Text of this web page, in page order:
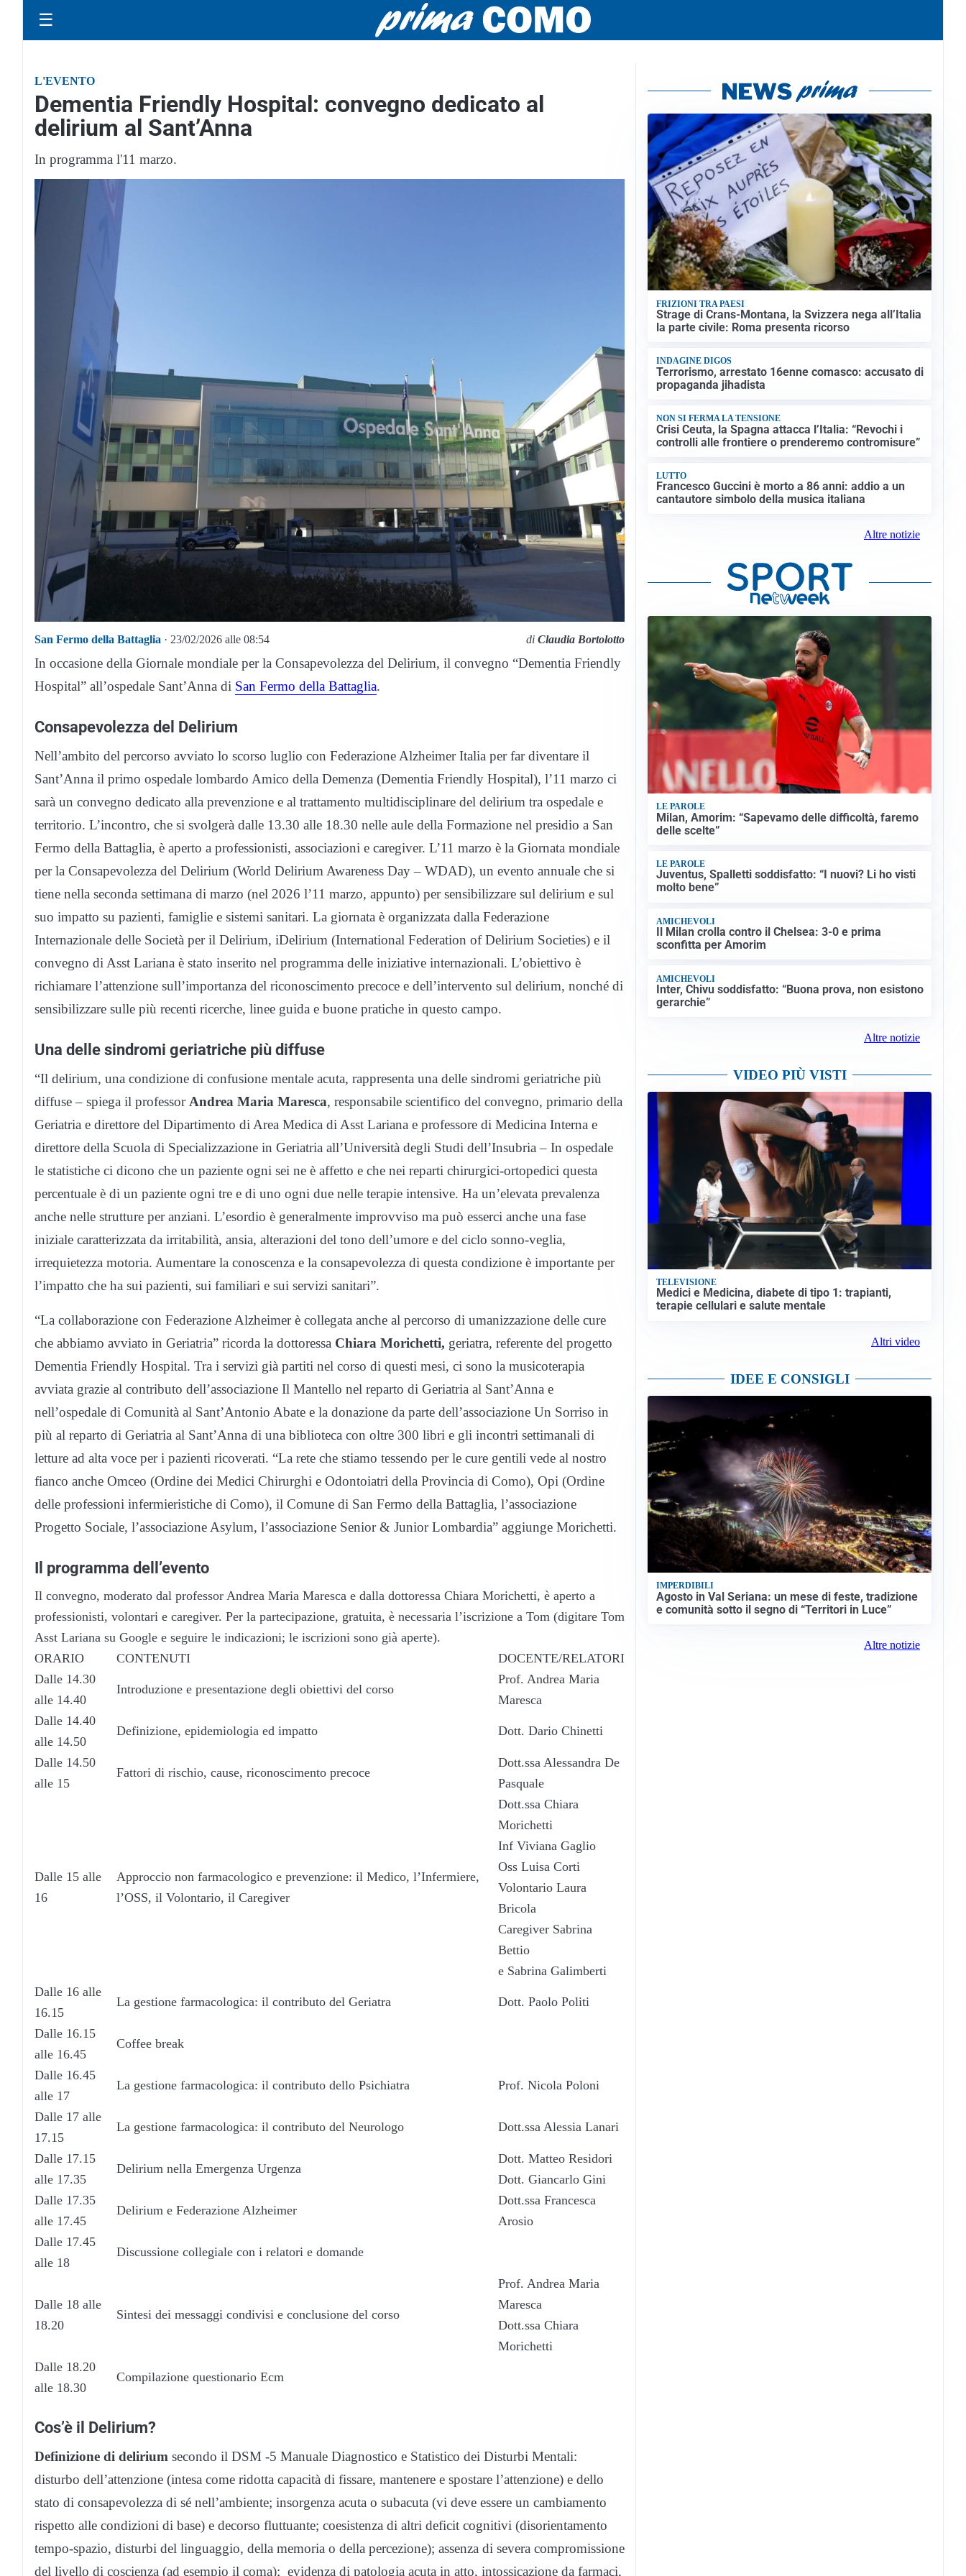
☰
L'EVENTO
Dementia Friendly Hospital: convegno dedicato al
delirium al Sant’Anna
In programma l'11 marzo.
San Fermo della Battaglia · 23/02/2026 alle 08:54 diClaudia Bortolotto
In occasione della Giornale mondiale per la Consapevolezza del Delirium, il convegno “Dementia Friendly
Hospital” all’ospedale Sant’Anna di San Fermo della Battaglia.
Consapevolezza del Delirium
Nell’ambito del percorso avviato lo scorso luglio con Federazione Alzheimer Italia per far diventare il
Sant’Anna il primo ospedale lombardo Amico della Demenza (Dementia Friendly Hospital), l’11 marzo ci
sarà un convegno dedicato alla prevenzione e al trattamento multidisciplinare del delirium tra ospedale e
territorio. L’incontro, che si svolgerà dalle 13.30 alle 18.30 nelle aule della Formazione nel presidio a San
Fermo della Battaglia, è aperto a professionisti, associazioni e caregiver. L’11 marzo è la Giornata mondiale
per la Consapevolezza del Delirium (World Delirium Awareness Day – WDAD), un evento annuale che si
tiene nella seconda settimana di marzo (nel 2026 l’11 marzo, appunto) per sensibilizzare sul delirium e sul
suo impatto su pazienti, famiglie e sistemi sanitari. La giornata è organizzata dalla Federazione
Internazionale delle Società per il Delirium, iDelirium (International Federation of Delirium Societies) e il
convegno di Asst Lariana è stato inserito nel programma delle iniziative internazionali. L’obiettivo è
richiamare l’attenzione sull’importanza del riconoscimento precoce e dell’intervento sul delirium, nonché di
sensibilizzare sulle più recenti ricerche, linee guida e buone pratiche in questo campo.
Una delle sindromi geriatriche più diffuse
“Il delirium, una condizione di confusione mentale acuta, rappresenta una delle sindromi geriatriche più
diffuse – spiega il professor Andrea Maria Maresca, responsabile scientifico del convegno, primario della
Geriatria e direttore del Dipartimento di Area Medica di Asst Lariana e professore di Medicina Interna e
direttore della Scuola di Specializzazione in Geriatria all’Università degli Studi dell’Insubria – In ospedale
le statistiche ci dicono che un paziente ogni sei ne è affetto e che nei reparti chirurgici-ortopedici questa
percentuale è di un paziente ogni tre e di uno ogni due nelle terapie intensive. Ha un’elevata prevalenza
anche nelle strutture per anziani. L’esordio è generalmente improvviso ma può esserci anche una fase
iniziale caratterizzata da irritabilità, ansia, alterazioni del tono dell’umore e del ciclo sonno-veglia,
irrequietezza motoria. Aumentare la conoscenza e la consapevolezza di questa condizione è importante per
l’impatto che ha sui pazienti, sui familiari e sui servizi sanitari”.
“La collaborazione con Federazione Alzheimer è collegata anche al percorso di umanizzazione delle cure
che abbiamo avviato in Geriatria” ricorda la dottoressa Chiara Morichetti, geriatra, referente del progetto
Dementia Friendly Hospital. Tra i servizi già partiti nel corso di questi mesi, ci sono la musicoterapia
avviata grazie al contributo dell’associazione Il Mantello nel reparto di Geriatria al Sant’Anna e
nell’ospedale di Comunità al Sant’Antonio Abate e la donazione da parte dell’associazione Un Sorriso in
più al reparto di Geriatria al Sant’Anna di una biblioteca con oltre 300 libri e gli incontri settimanali di
letture ad alta voce per i pazienti ricoverati. “La rete che stiamo tessendo per le cure gentili vede al nostro
fianco anche Omceo (Ordine dei Medici Chirurghi e Odontoiatri della Provincia di Como), Opi (Ordine
delle professioni infermieristiche di Como), il Comune di San Fermo della Battaglia, l’associazione
Progetto Sociale, l’associazione Asylum, l’associazione Senior & Junior Lombardia” aggiunge Morichetti.
Il programma dell’evento
Il convegno, moderato dal professor Andrea Maria Maresca e dalla dottoressa Chiara Morichetti, è aperto a
professionisti, volontari e caregiver. Per la partecipazione, gratuita, è necessaria l’iscrizione a Tom (digitare Tom
Asst Lariana su Google e seguire le indicazioni; le iscrizioni sono già aperte).
ORARIO
CONTENUTI
DOCENTE/RELATORI
Dalle 14.30
alle 14.40
Introduzione e presentazione degli obiettivi del corso
Prof. Andrea Maria
Maresca
Dalle 14.40
alle 14.50
Definizione, epidemiologia ed impatto Dott. Dario Chinetti
Dalle 14.50
alle 15
Fattori di rischio, cause, riconoscimento precoce
Dott.ssa Alessandra De
Pasquale
Dalle 15 alle
16
Approccio non farmacologico e prevenzione: il Medico, l’Infermiere,
l’OSS, il Volontario, il Caregiver
Dott.ssa Chiara
Morichetti
Inf Viviana Gaglio
Oss Luisa Corti
Volontario Laura
Bricola
Caregiver Sabrina
Bettio
e Sabrina Galimberti
Dalle 16 alle
16.15
La gestione farmacologica: il contributo del Geriatra Dott. Paolo Politi
Dalle 16.15
alle 16.45
Coffee break
Dalle 16.45
alle 17
La gestione farmacologica: il contributo dello Psichiatra Prof. Nicola Poloni
Dalle 17 alle
17.15
La gestione farmacologica: il contributo del Neurologo Dott.ssa Alessia Lanari
Dalle 17.15
alle 17.35
Delirium nella Emergenza Urgenza
Dott. Matteo Residori
Dott. Giancarlo Gini
Dalle 17.35
alle 17.45
Delirium e Federazione Alzheimer
Dott.ssa Francesca
Arosio
Dalle 17.45
alle 18
Discussione collegiale con i relatori e domande
Dalle 18 alle
18.20
Sintesi dei messaggi condivisi e conclusione del corso
Prof. Andrea Maria
Maresca
Dott.ssa Chiara
Morichetti
Dalle 18.20
alle 18.30
Compilazione questionario Ecm
Cos’è il Delirium?
Definizione di delirium secondo il DSM -5 Manuale Diagnostico e Statistico dei Disturbi Mentali:
disturbo dell’attenzione (intesa come ridotta capacità di fissare, mantenere e spostare l’attenzione) e dello
stato di consapevolezza di sé nell’ambiente; insorgenza acuta o subacuta (vi deve essere un cambiamento
rispetto alle condizioni di base) e decorso fluttuante; coesistenza di altri deficit cognitivi (disorientamento
tempo-spazio, disturbi del linguaggio, della memoria o della percezione); assenza di severa compromissione
del livello di coscienza (ad esempio il coma); evidenza di patologia acuta in atto, intossicazione da farmaci,
FRIZIONI TRA PAESI
Strage di Crans-Montana, la Svizzera nega all’Italia
la parte civile: Roma presenta ricorso
INDAGINE DIGOS
Terrorismo, arrestato 16enne comasco: accusato di
propaganda jihadista
NON SI FERMA LA TENSIONE
Crisi Ceuta, la Spagna attacca l’Italia: “Revochi i
controlli alle frontiere o prenderemo contromisure”
LUTTO
Francesco Guccini è morto a 86 anni: addio a un
cantautore simbolo della musica italiana
Altre notizie
LE PAROLE
Milan, Amorim: “Sapevamo delle difficoltà, faremo
delle scelte”
LE PAROLE
Juventus, Spalletti soddisfatto: “I nuovi? Li ho visti
molto bene”
AMICHEVOLI
Il Milan crolla contro il Chelsea: 3-0 e prima
sconfitta per Amorim
AMICHEVOLI
Inter, Chivu soddisfatto: “Buona prova, non esistono
gerarchie”
Altre notizie
VIDEO PIÙ VISTI
TELEVISIONE
Medici e Medicina, diabete di tipo 1: trapianti,
terapie cellulari e salute mentale
Altri video
IDEE E CONSIGLI
IMPERDIBILI
Agosto in Val Seriana: un mese di feste, tradizione
e comunità sotto il segno di “Territori in Luce”
Altre notizie